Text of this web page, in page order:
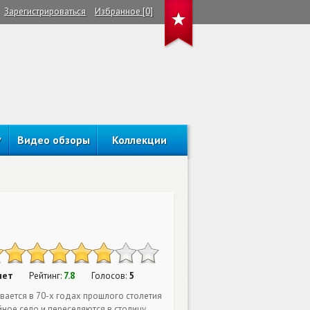
Зарегистрироваться Избранное [0]
Видео обзоры Коллекции
Рейтинг: 7.8 Голосов: 5
в 70-х годах прошлого столетия